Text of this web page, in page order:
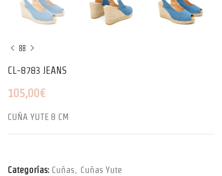
CL-8783 JEANS
105,00€
CUÑA YUTE 8 CM
Categorías: Cuñas, Cuñas Yute